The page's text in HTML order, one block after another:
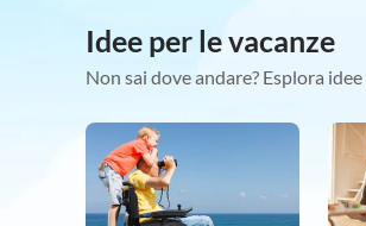
Idee per le vacanze
Non sai dove andare? Esplora